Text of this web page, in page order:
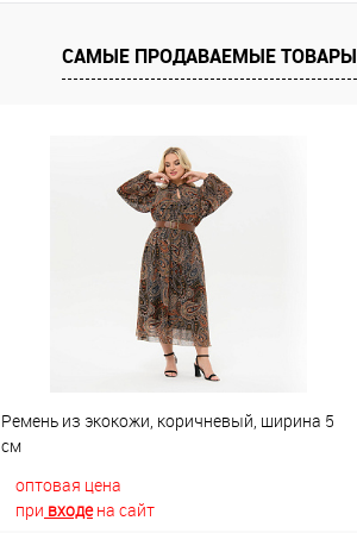
В избранное
В наличии
САМЫЕ ПРОДАВАЕМЫЕ ТОВАРЫ
Ремень из экокожи, коричневый, ширина 5
см
оптовая цена
при входена сайт